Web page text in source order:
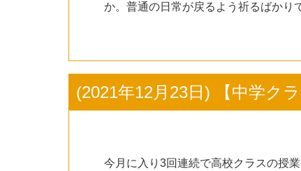
か。普通の日常が戻るよう祈るばかり
(2021年12月23日) 【中学ク
今月に入り3回連続で高校クラスの授